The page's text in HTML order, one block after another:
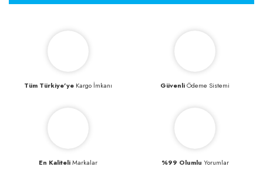
Tüm Türkiye’yeKargo İmkanı GüvenliÖdeme Sistemi
En KaliteliMarkalar %99 Olumlu Yorumlar